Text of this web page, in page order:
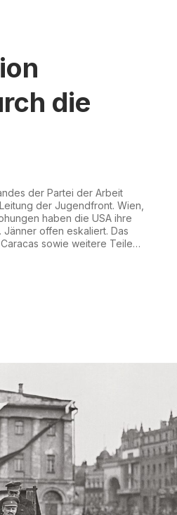
die
der Partei der Arbeit
der Jugendfront. Wien,
haben die USA ihre
offen eskaliert. Das
sowie weitere Teile
richteten sich die